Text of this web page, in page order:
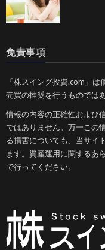
免責事項
「株スイング投資.com」は
売買の推奨を行うものでは
情報の内容の正確性および
ではありません。万一この
る損害についても、当サイ
ます。資産運用に関するあ
で行ってください。